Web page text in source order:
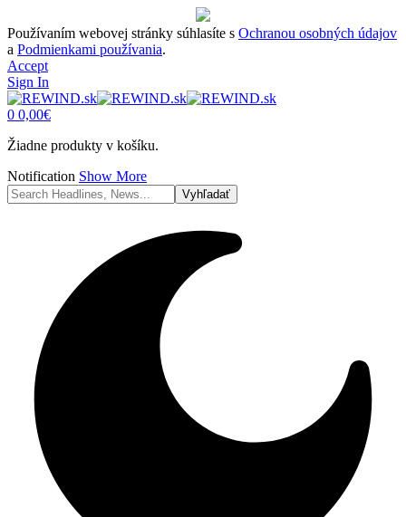
Používaním webovej stránky súhlasíte s Ochranou osobných údajov
a Podmienkami používania.
Accept
Sign In
0 0,00€
Žiadne produkty v košíku.
Notification Show More